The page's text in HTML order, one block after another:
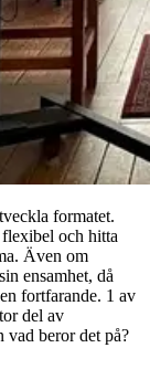
formatet.
och hitta
Även om
ensamhet, då
fortfarande. 1 av
del av
vad beror det på?